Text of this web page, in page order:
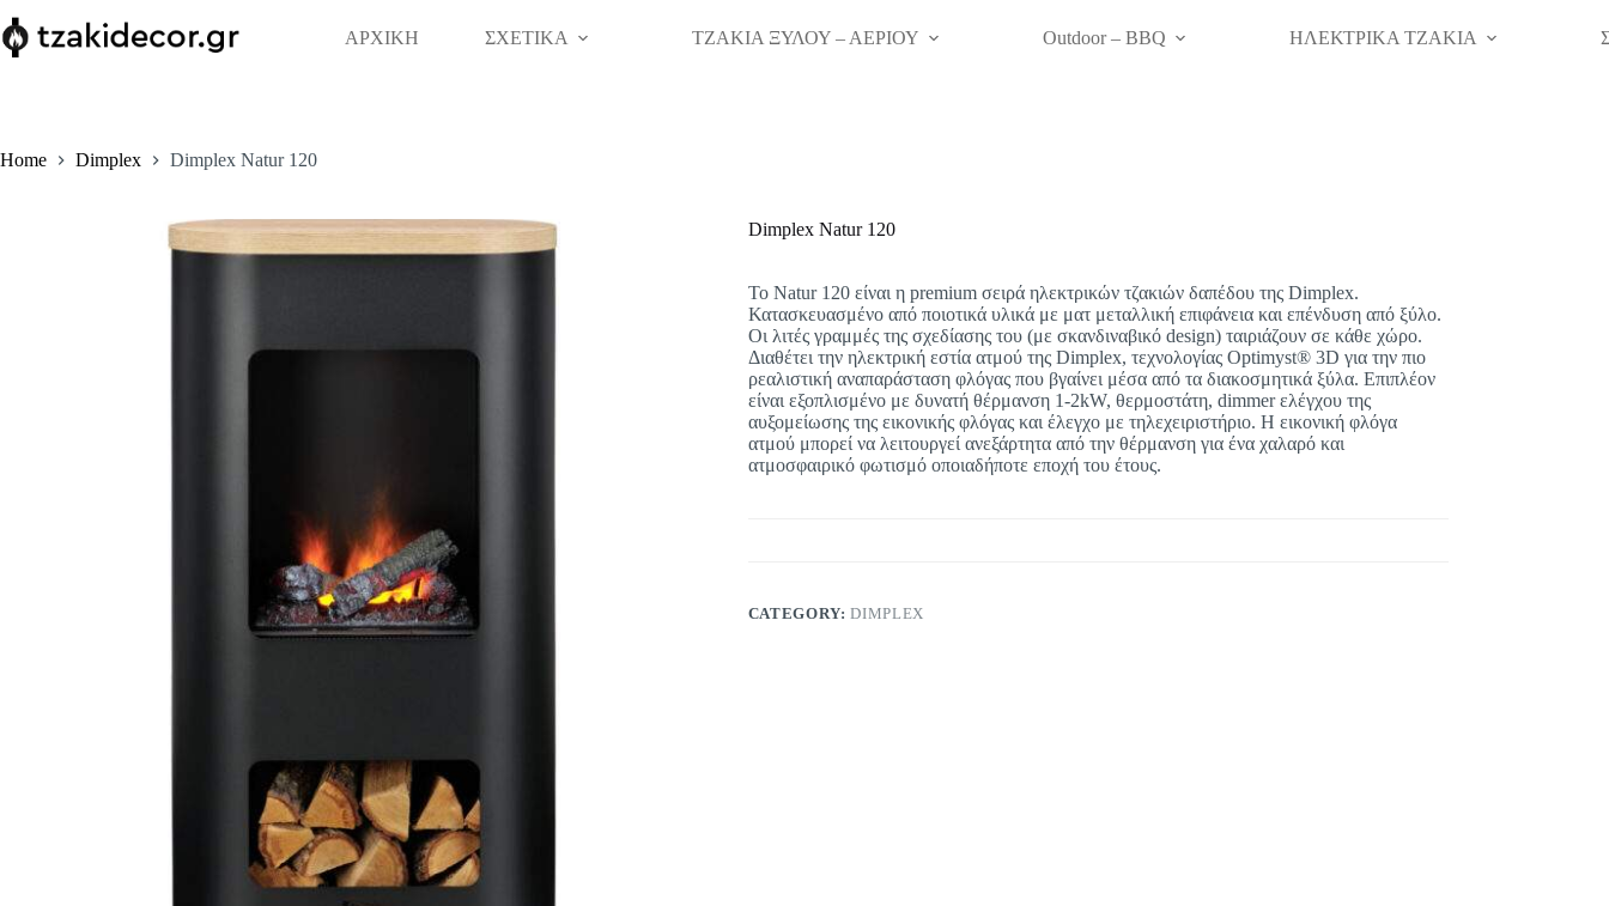
to
content
ΑΡΧΙΚΗ ΣΧΕΤΙΚΑ ΤΖΑΚΙΑ ΞΥΛΟΥ – ΑΕΡΙΟΥ Outdoor – BBQ ΗΛΕΚΤΡΙΚΑ ΤΖΑΚΙΑ
Home Dimplex Dimplex Natur 120
Dimplex Natur 120
To Natur 120 είναι η premium σειρά ηλεκτρικών τζακιών δαπέδου της Dimplex.
Κατασκευασμένο από ποιοτικά υλικά με ματ μεταλλική επιφάνεια και επένδυση από ξύλο.
Οι λιτές γραμμές της σχεδίασης του (με σκανδιναβικό design) ταιριάζουν σε κάθε χώρο.
Διαθέτει την ηλεκτρική εστία ατμού της Dimplex, τεχνολογίας Optimyst® 3D για την πιο
ρεαλιστική αναπαράσταση φλόγας που βγαίνει μέσα από τα διακοσμητικά ξύλα. Επιπλέον
είναι εξοπλισμένο με δυνατή θέρμανση 1-2kW, θερμοστάτη, dimmer ελέγχου της
αυξομείωσης της εικονικής φλόγας και έλεγχο με τηλεχειριστήριο. Η εικονική φλόγα
ατμού μπορεί να λειτουργεί ανεξάρτητα από την θέρμανση για ένα χαλαρό και
ατμοσφαιρικό φωτισμό οποιαδήποτε εποχή του έτους.
CATEGORY:DIMPLEX